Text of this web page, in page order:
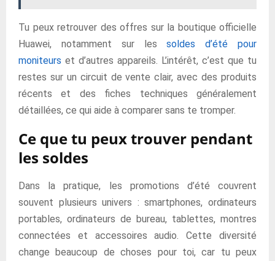
Tu peux retrouver des offres sur la boutique officielle
Huawei, notamment sur lessoldes d’été pour
moniteurs et d’autres appareils. L’intérêt, c’est que tu
restes sur un circuit de vente clair, avec des produits
récents et des fiches techniques généralement
détaillées, ce qui aide à comparer sans te tromper.
Ce que tu peux trouver pendant
les soldes
Dans la pratique, les promotions d’été couvrent
souvent plusieurs univers : smartphones, ordinateurs
portables, ordinateurs de bureau, tablettes, montres
connectées et accessoires audio. Cette diversité
change beaucoup de choses pour toi, car tu peux